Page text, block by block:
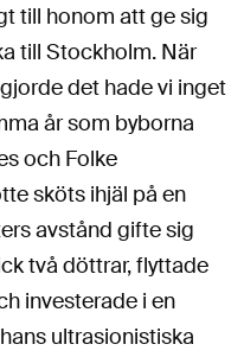
till honom att ge sig
till Stockholm. När
det hade vi inget
år som byborna
och Folke
sköts ihjäl på en
avstånd gifte sig
två döttrar, flyttade
investerade i en
ultrasionistiska